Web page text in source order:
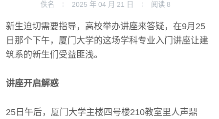
佚名 2025 年 04 月 21 日 阅读 8
新生迫切需要指导，高校举办讲座来答疑，在9月25
日那个下午，厦门大学的这场学科专业入门讲座让建
筑系的新生们受益匪浅。
讲座开启解惑
25日午后，厦门大学主楼四号楼210教室里人声鼎